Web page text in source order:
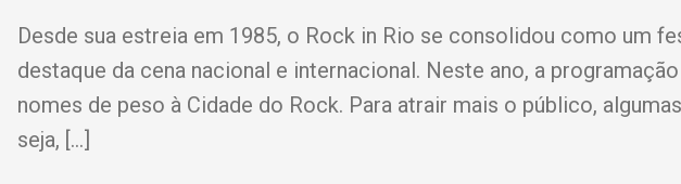
Desde sua estreia em 1985, o Rock in Rio se consolidou como um
destaque da cena nacional e internacional. Neste ano, a
nomes de peso à Cidade do Rock. Para atrair mais o público,
seja, […]